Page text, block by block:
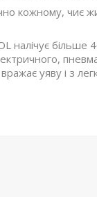
кожному, чиє
налічує
уяву і з